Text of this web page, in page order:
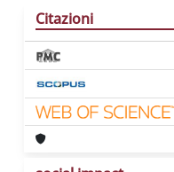
Citazioni